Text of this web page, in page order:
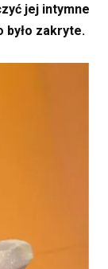
jej intymne
było zakryte.